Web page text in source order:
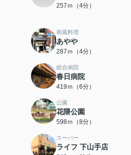
257ｍ（4分）
和風料理
あやや
287ｍ（4分）
総合病院
春日病院
419ｍ（6分）
公園
花隈公園
598ｍ（8分）
スーパー
ライフ 下山手店